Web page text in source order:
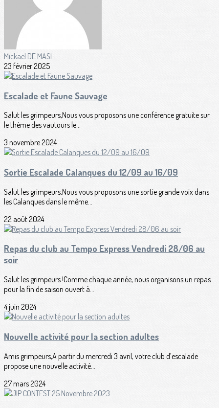
Mickael DE MASI
23 février 2025
Escalade et Faune Sauvage
Salut les grimpeurs,Nous vous proposons une conférence gratuite sur
le thème des vautours le...
3 novembre 2024
Sortie Escalade Calanques du 12/09 au 16/09
Salut les grimpeurs,Nous vous proposons une sortie grande voix dans
les Calanques dans le même...
22 août 2024
Repas du club au Tempo Express Vendredi 28/06 au
soir
Salut les grimpeurs !Comme chaque année, nous organisons un repas
pour la fin de saison ouvert à...
4 juin 2024
Nouvelle activité pour la section adultes
Amis grimpeurs,A partir du mercredi 3 avril, votre club d’escalade
propose une nouvelle activité...
27 mars 2024